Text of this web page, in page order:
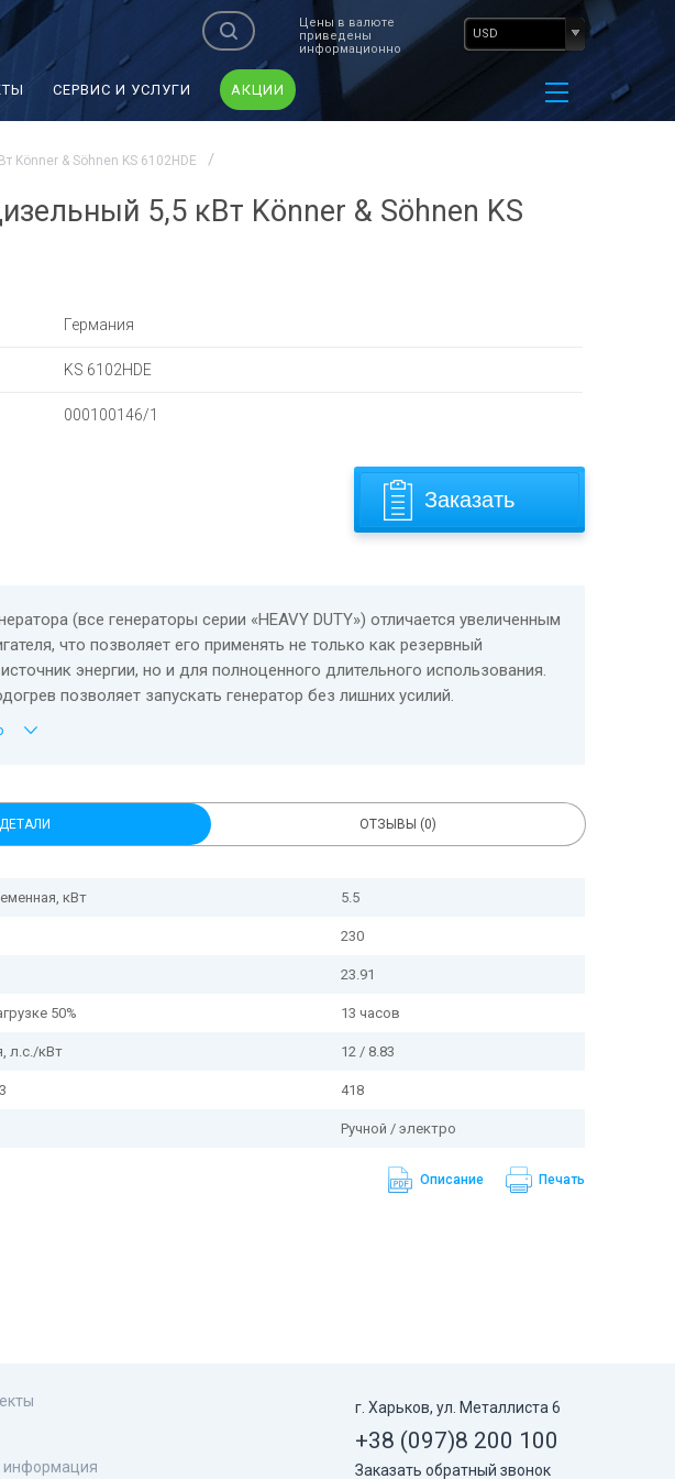
Цены в валюте
приведены
информационно
USD
СЕРВИС И УСЛУГИ АКЦИИ
Könner & Söhnen KS 6102HDE
5,5 кВт Könner & Söhnen KS
Германия
KS 6102HDE
000100146/1
Заказать
(все генераторы серии «HEAVY DUTY») отличается увеличенным
что позволяет его применять не только как резервный
энергии, но и для полноценного длительного использования.
позволяет запускать генератор без лишних усилий.
ДЕТАЛИ ОТЗЫВЫ (0)
кВт 5.5
230
23.91
50% 13 часов
л.с./кВт 12 / 8.83
418
Ручной / электро
Печать
Описание
информация
г. Харьков, ул. Металлиста 6
+38 (097)8 200 100
Заказать обратный звонок